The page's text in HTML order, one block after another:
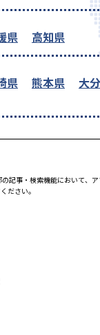
県 高知県
県 熊本県 大
事・検索機能において、
ださい。